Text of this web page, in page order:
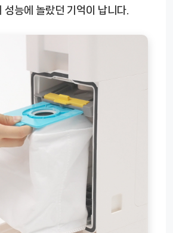
성능에 놀랐던 기억이 납니다.